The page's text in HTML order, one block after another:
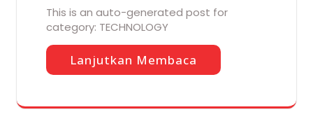
This is an auto-generated post for
category: TECHNOLOGY
Lanjutkan Membaca